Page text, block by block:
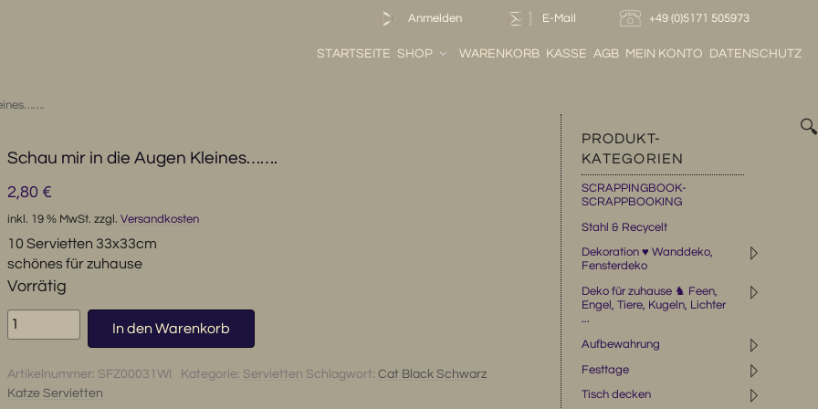
Anmelden E-Mail +49 (0)5171 505973
STARTSEITE SHOP WARENKORB KASSE AGB MEIN KONTO DATENSCHUTZ
🔍
Schau mir in die Augen Kleines…….
2,80 €
inkl. 19 % MwSt. zzgl. Versandkosten
10 Servietten 33x33cm
schönes für zuhause
Vorrätig
Schau
mir
die
Augen
In den Warenkorb
Artikelnummer: SFZ00031WI Kategorie: Servietten Schlagwort: Cat Black Schwarz
Katze Servietten
PRODUKT-
KATEGORIEN
SCRAPPINGBOOK-
SCRAPPBOOKING
Stahl & Recycelt
◹
Dekoration ♥ Wanddeko,
Fensterdeko
◹
Deko für zuhause ♞ Feen,
Engel, Tiere, Kugeln, Lichter
...
◹
Aufbewahrung
◹
Festtage
◹
Tisch decken